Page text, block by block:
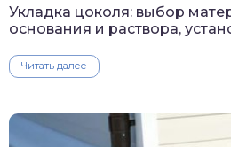
Укладка цоколя: выбор
основания и раствора,
Читать далее